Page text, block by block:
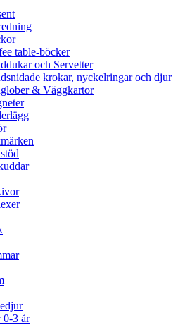
table-böcker
och Servetter
krokar, nyckelringar och djur
& Väggkartor
0-3 år